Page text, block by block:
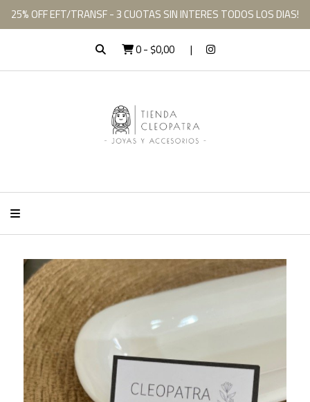
25% OFF EFT/TRANSF - 3 CUOTAS SIN INTERES TODOS LOS DIAS!
0-$0,00